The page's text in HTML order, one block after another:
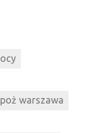
warszawa